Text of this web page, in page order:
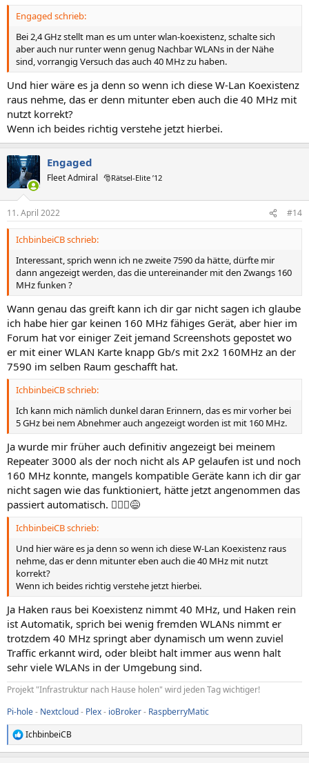
Engaged schrieb:
Bei 2,4 GHz stellt man es um unter wlan-koexistenz, schalte sich
aber auch nur runter wenn genug Nachbar WLANs in der Nähe
sind, vorrangig Versuch das auch 40 MHz zu haben.
Und hier wäre es ja denn so wenn ich diese W-Lan Koexistenz
raus nehme, das er denn mitunter eben auch die 40 MHz mit
nutzt korrekt?
Wenn ich beides richtig verstehe jetzt hierbei.
Engaged
Fleet Admiral 🎅Rätsel-Elite ’12
11. April 2022 #14
IchbinbeiCB schrieb:
Interessant, sprich wenn ich ne zweite 7590 da hätte, dürfte mir
dann angezeigt werden, das die untereinander mit den Zwangs 160
MHz funken ?
Wann genau das greift kann ich dir gar nicht sagen ich glaube
ich habe hier gar keinen 160 MHz fähiges Gerät, aber hier im
Forum hat vor einiger Zeit jemand Screenshots gepostet wo
er mit einer WLAN Karte knapp Gb/s mit 2x2 160MHz an der
7590 im selben Raum geschafft hat.
IchbinbeiCB schrieb:
Ich kann mich nämlich dunkel daran Erinnern, das es mir vorher bei
5 GHz bei nem Abnehmer auch angezeigt worden ist mit 160 MHz.
Ja wurde mir früher auch definitiv angezeigt bei meinem
Repeater 3000 als der noch nicht als AP gelaufen ist und noch
160 MHz konnte, mangels kompatible Geräte kann ich dir gar
nicht sagen wie das funktioniert, hätte jetzt angenommen das
passiert automatisch. 🤷🏻‍♂️😅
IchbinbeiCB schrieb:
Und hier wäre es ja denn so wenn ich diese W-Lan Koexistenz raus
nehme, das er denn mitunter eben auch die 40 MHz mit nutzt
korrekt?
Wenn ich beides richtig verstehe jetzt hierbei.
Ja Haken raus bei Koexistenz nimmt 40 MHz, und Haken rein
ist Automatik, sprich bei wenig fremden WLANs nimmt er
trotzdem 40 MHz springt aber dynamisch um wenn zuviel
Traffic erkannt wird, oder bleibt halt immer aus wenn halt
sehr viele WLANs in der Umgebung sind.
Projekt "Infrastruktur nach Hause holen" wird jeden Tag wichtiger!
Pi-hole- Nextcloud- Plex- ioBroker- RaspberryMatic
R
e
IchbinbeiCB